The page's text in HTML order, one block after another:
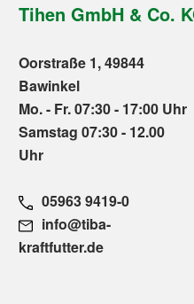
Tihen GmbH & Co.
Oorstraße 1, 49844
Bawinkel
Mo. - Fr. 07:30 - 17:00 Uhr
Samstag 07:30 - 12.00
Uhr
05963 9419-0
info@tiba-
kraftfutter.de